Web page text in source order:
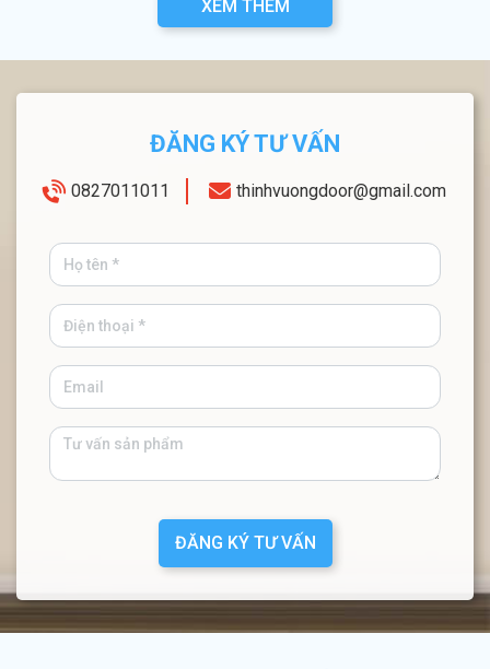
XEM THÊM
ĐĂNG KÝ TƯ VẤN
0827011011 thinhvuongdoor@gmail.com
ĐĂNG KÝ TƯ VẤN